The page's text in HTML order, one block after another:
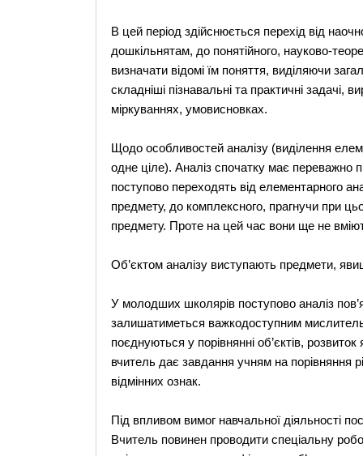
В цей період здійснюється перехід від
дошкільнятам, до понятійного, науково-
визначати відомі їм поняття, виділяючи
складніші пізнавальні та практичні
міркуваннях, умовисновках.
Щодо особливостей аналізу (виділення
одне ціле). Аналіз спочатку має переважно
поступово переходять від елементарного
предмету, до комплексного, прагнучи при
предмету. Проте на цей час вони ще не
Об’єктом аналізу виступають предмети,
У молодших школярів поступово аналіз
залишатиметься важкодоступним
поєднуються у порівнянні об’єктів,
вчитель дає завдання учням на порівняння
відмінних ознак.
Під впливом вимог навчальної діяльності
Вчитель повинен проводити спеціальну